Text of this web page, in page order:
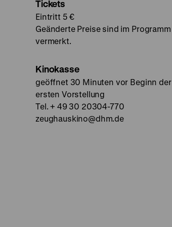
Tickets
Eintritt 5 €
Geänderte Preise sind im Programm
vermerkt.
Kinokasse
geöffnet 30 Minuten vor Beginn der
ersten Vorstellung
Tel. + 49 30 20304-770
zeughauskino@dhm.de